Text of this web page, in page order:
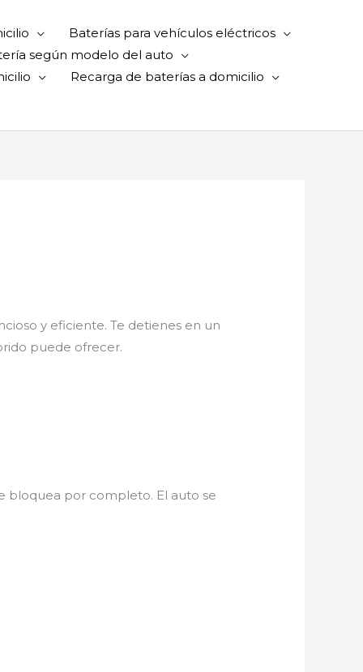
Baterías para vehículos eléctricos
según modelo del auto
Recarga de baterías a domicilio
y eficiente. Te detienes en un
puede ofrecer.
bloquea por completo. El auto se